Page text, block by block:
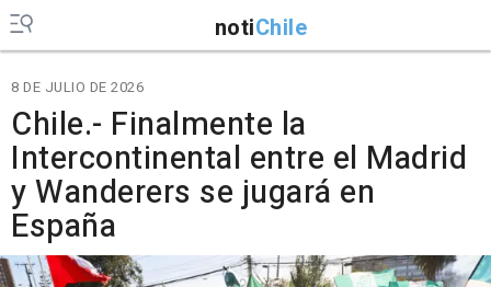
notiChile
8 DE JULIO DE 2026
Chile.- Finalmente la
Intercontinental entre el Madrid
y Wanderers se jugará en
España